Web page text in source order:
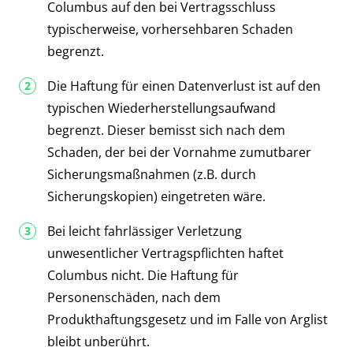
Columbus auf den bei Vertragsschluss
typischerweise, vorhersehbaren Schaden
begrenzt.
Die Haftung für einen Datenverlust ist auf den
typischen Wiederherstellungsaufwand
begrenzt. Dieser bemisst sich nach dem
Schaden, der bei der Vornahme zumutbarer
Sicherungsmaßnahmen (z.B. durch
Sicherungskopien) eingetreten wäre.
Bei leicht fahrlässiger Verletzung
unwesentlicher Vertragspflichten haftet
Columbus nicht. Die Haftung für
Personenschäden, nach dem
Produkthaftungsgesetz und im Falle von Arglist
bleibt unberührt.